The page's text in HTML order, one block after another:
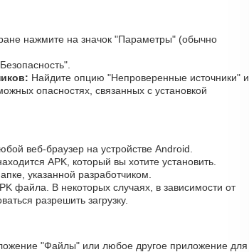
нажмите на значок "Параметры" (обычно
Найдите опцию "Непроверенные источники" и
опасностях, связанных с установкой
веб-браузер на устройстве Android.
APK, который вы хотите установить.
указанной разработчиком.
файла. В некоторых случаях, в зависимости от
разрешить загрузку.
"Файлы" или любое другое приложение для